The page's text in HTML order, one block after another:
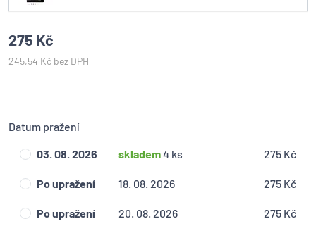
275 Kč
245,54 Kč bez DPH
Datum pražení
03. 08. 2026 skladem4 ks 275 Kč
Po upražení 18. 08. 2026 275 Kč
Po upražení 20. 08. 2026 275 Kč